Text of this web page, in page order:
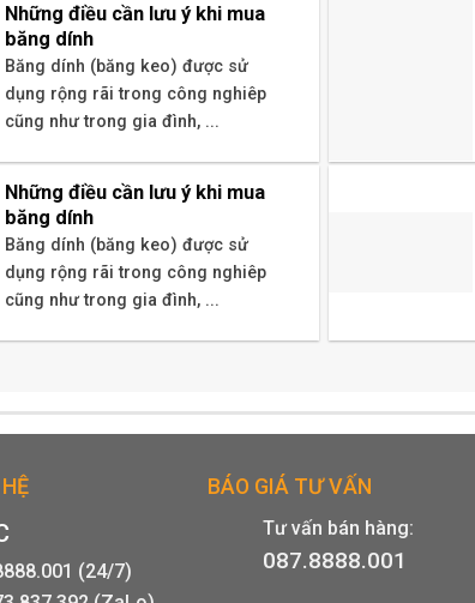
Những điều cần lưu ý khi mua
băng dính
Băng dính (băng keo) được sử
dụng rộng rãi trong công nghiêp
cũng như trong gia đình, ...
Những điều cần lưu ý khi mua
băng dính
Băng dính (băng keo) được sử
dụng rộng rãi trong công nghiêp
cũng như trong gia đình, ...
(24/7)
BÁO GIÁ TƯ VẤN
Tư vấn bán hàng:
087.8888.001